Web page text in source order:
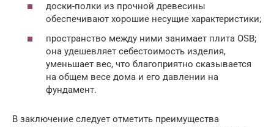
доски-полки из прочной древесины
обеспечивают хорошие несущие характеристики;
пространство между ними занимает плита OSB;
она удешевляет себестоимость изделия,
уменьшает вес, что благоприятно сказывается
на общем весе дома и его давлении на
фундамент.
В заключение следует отметить преимущества